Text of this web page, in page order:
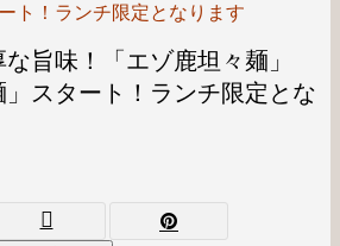
ト！ランチ限定となります
旨味！「エゾ鹿坦々麺」
」スタート！ランチ限定とな